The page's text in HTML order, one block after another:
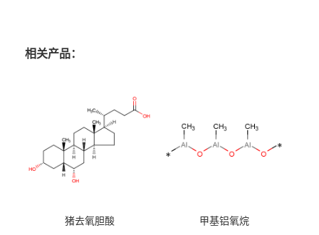
相关产品：
猪去氧胆酸 甲基铝氧烷